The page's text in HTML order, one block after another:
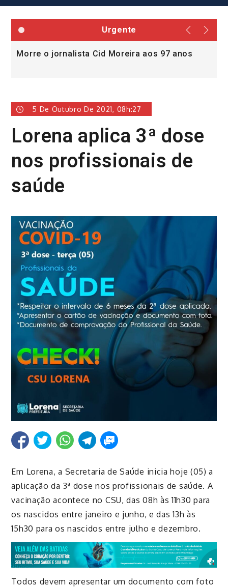
Urgente
Morre o jornalista Cid Moreira aos 97 anos
5 De Outubro De 2021, 08h:27
Lorena aplica 3ª dose
nos profissionais de
saúde
Em Lorena, a Secretaria de Saúde inicia hoje (05) a
aplicação da 3ª dose nos profissionais de saúde. A
vacinação acontece no CSU, das 08h às 11h30 para
os nascidos entre janeiro e junho, e das 13h às
15h30 para os nascidos entre julho e dezembro.
Todos devem apresentar um documento com foto